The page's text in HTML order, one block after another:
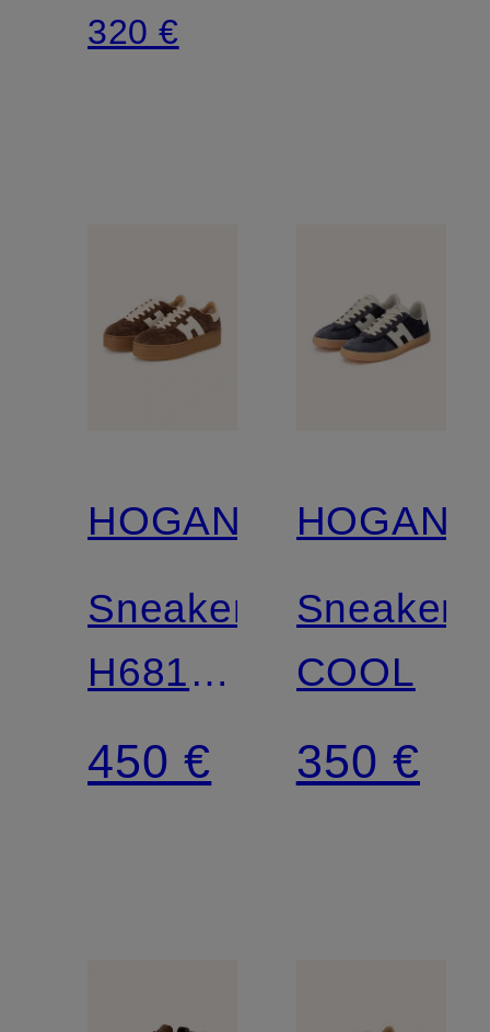
320 €
HOGAN
Sneaker
H681
COOL
450 €
HOGAN
Sneaker
COOL
350 €